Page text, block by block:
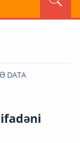
DATA